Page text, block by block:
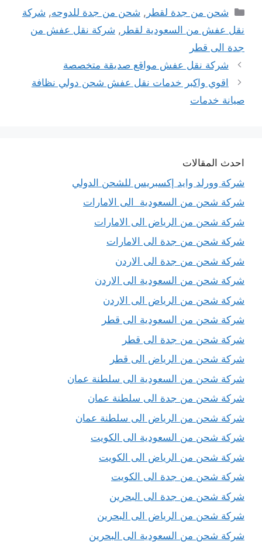
التصنيفات
شحن من جدة لقطر , شحن من جدة للدوحه, شركة
نقل عفش من السعودية لقطر , شركة نقل عفش من
جدة الى قطر
شركة نقل عفش مواقع صديقة متخصصة
اقوي واكبر خدمات نقل عفش شحن دولي نظافة
صيانة خدمات
احدث المقالات
شركة وورلد وايد إكسبريس للشحن الدولي
شركة شحن من السعودية الى الامارات
شركة شحن من الرياض الى الامارات
شركة شحن من جدة الى الامارات
شركة شحن من جدة الى الاردن
شركة شحن من السعودية الى الاردن
شركة شحن من الرياض الى الاردن
شركة شحن من السعودية الى قطر
شركة شحن من جدة الى قطر
شركة شحن من الرياض الى قطر
شركة شحن من السعودية الى سلطنة عمان
شركة شحن من جدة الى سلطنة عمان
شركة شحن من الرياض الى سلطنة عمان
شركة شحن من السعودية الى الكويت
شركة شحن من الرياض الى الكويت
شركة شحن من جدة الى الكويت
شركة شحن من جدة الى البحرين
شركة شحن من الرياض الى البحرين
شركة شحن من السعودية الى البحرين